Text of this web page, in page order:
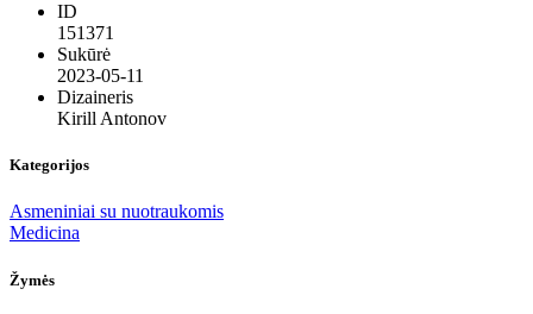
ID
151371
Sukūrė
2023-05-11
Dizaineris
Kirill Antonov
Kategorijos
Asmeniniai su nuotraukomis
Medicina
Žymės